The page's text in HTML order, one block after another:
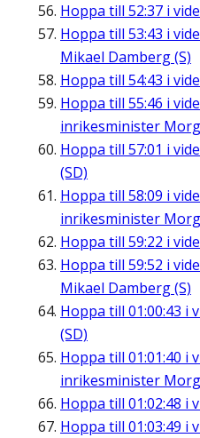
Hoppa till 52:37 i
Hoppa till 53:43 i
Mikael Damberg (S)
Hoppa till 54:43 i
Hoppa till 55:46 i
inrikesminister
Hoppa till 57:01 i
(SD)
Hoppa till 58:09 i
inrikesminister
Hoppa till 59:22 i
Hoppa till 59:52 i
Mikael Damberg (S)
Hoppa till 01:00:43 i
(SD)
Hoppa till 01:01:40 i
inrikesminister
Hoppa till 01:02:48 i
Hoppa till 01:03:49 i